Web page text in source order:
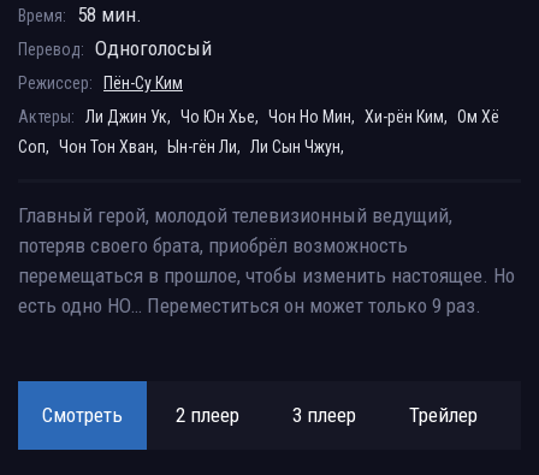
Время: 58 мин.
Перевод: Одноголосый
Режиссер:
Пён-Су Ким
Актеры:
Ли Джин Ук, Чо Юн Хье, Чон Но Мин, Хи-рён Ким, Ом Хё
Соп, Чон Тон Хван, Ын-гён Ли, Ли Сын Чжун,
Главный герой, молодой телевизионный ведущий,
потеряв своего брата, приобрёл возможность
перемещаться в прошлое, чтобы изменить настоящее. Но
есть одно НО… Переместиться он может только 9 раз.
Смотреть 2 плеер 3 плеер Трейлер